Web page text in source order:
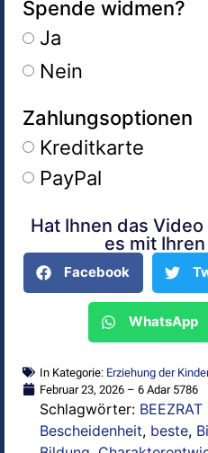
Spende widmen?
Ja
Nein
Zahlungsoptionen
Kreditkarte
PayPal
Alternative:
Hat Ihnen das
es mit
Facebook
WhatsApp
In Kategorie: Erziehung der
Februar 23, 2026 – 6 Adar 5786
Schlagwörter:
Bescheidenheit, beste,